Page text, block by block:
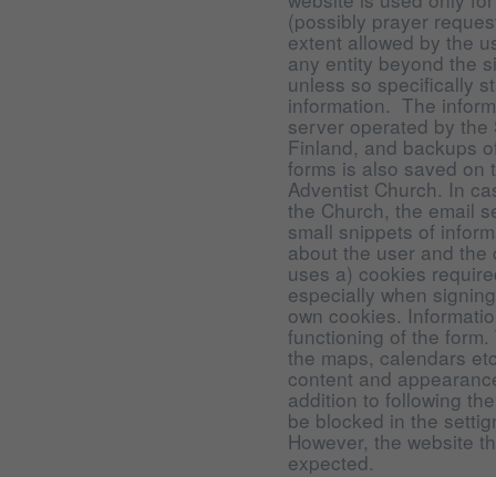
(possibly prayer
extent allowed by the
any entity beyond the
unless so specifically
information. The
server operated by
Finland, and backups
forms is also saved on
Adventist Church. In
the Church, the email
small snippets of
about the user and
uses a) cookies
especially when
own cookies.
functioning of the
the maps, calendars
content and
addition to following
be blocked in the
However, the website
expected.